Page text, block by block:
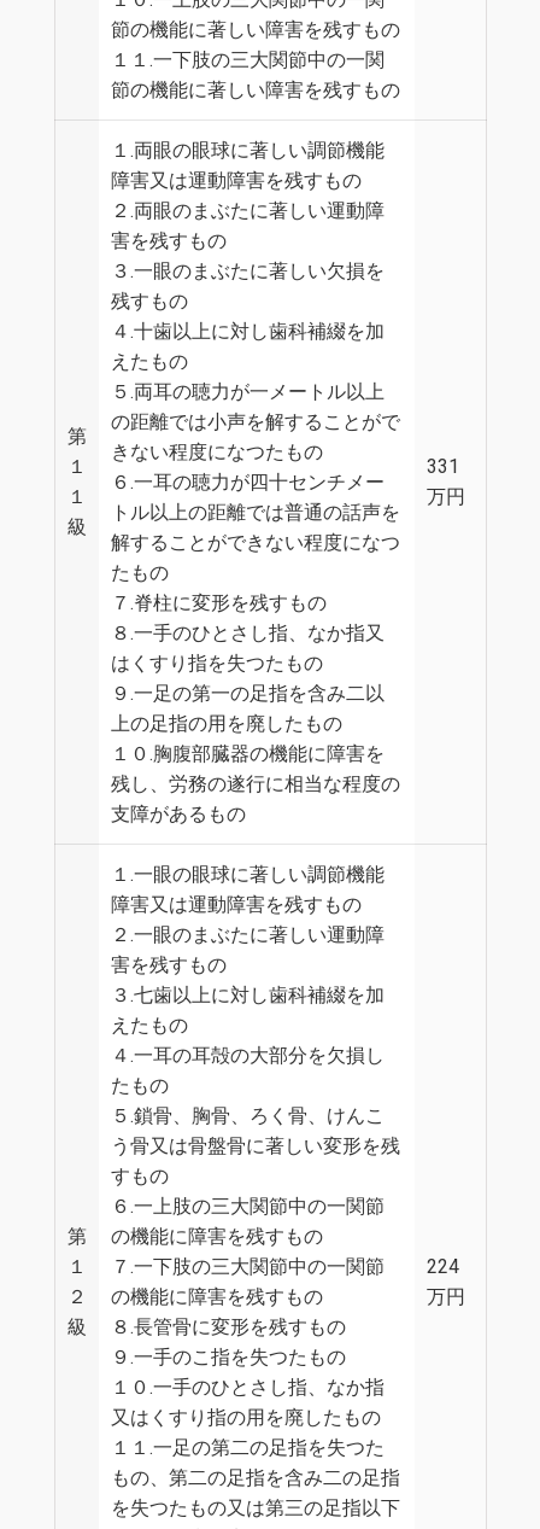
節の機能に著しい障害を残すもの
１１.一下肢の三大関節中の一関
節の機能に著しい障害を残すもの
第
１
１
級
１.両眼の眼球に著しい調節機能
障害又は運動障害を残すもの
２.両眼のまぶたに著しい運動障
害を残すもの
３.一眼のまぶたに著しい欠損を
残すもの
４.十歯以上に対し歯科補綴を加
えたもの
５.両耳の聴力が一メートル以上
の距離では小声を解することがで
きない程度になつたもの
６.一耳の聴力が四十センチメー
トル以上の距離では普通の話声を
解することができない程度になつ
たもの
７.脊柱に変形を残すもの
８.一手のひとさし指、なか指又
はくすり指を失つたもの
９.一足の第一の足指を含み二以
上の足指の用を廃したもの
１０.胸腹部臓器の機能に障害を
残し、労務の遂行に相当な程度の
支障があるもの
331
万円
第
１
２
級
１.一眼の眼球に著しい調節機能
障害又は運動障害を残すもの
２.一眼のまぶたに著しい運動障
害を残すもの
３.七歯以上に対し歯科補綴を加
えたもの
４.一耳の耳殻の大部分を欠損し
たもの
５.鎖骨、胸骨、ろく骨、けんこ
う骨又は骨盤骨に著しい変形を残
すもの
６.一上肢の三大関節中の一関節
の機能に障害を残すもの
７.一下肢の三大関節中の一関節
の機能に障害を残すもの
８.長管骨に変形を残すもの
９.一手のこ指を失つたもの
１０.一手のひとさし指、なか指
又はくすり指の用を廃したもの
１１.一足の第二の足指を失つた
もの、第二の足指を含み二の足指
を失つたもの又は第三の足指以下
224
万円